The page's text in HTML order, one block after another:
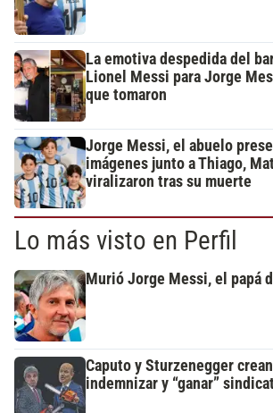
La emotiva despedida del
Lionel Messi para Jorge
que tomaron
Jorge Messi, el abuelo
imágenes junto a Thiago,
viralizaron tras su muerte
Lo más visto en Perfil
Murió Jorge Messi, el papá
Caputo y Sturzenegger
indemnizar y “ganar”